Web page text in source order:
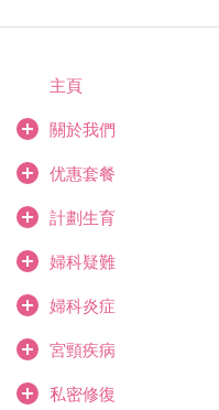
主頁
關於我們
优惠套餐
計劃生育
婦科疑難
婦科炎症
宮頸疾病
私密修復